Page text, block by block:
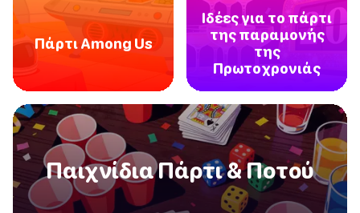
Πάρτι Among Us
Ιδέες για το πάρτι
της παραμονής
της
Πρωτοχρονιάς
Παιχνίδια Πάρτι & Ποτού